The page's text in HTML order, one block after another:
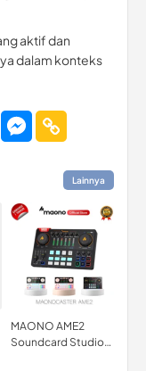
aktif dan
dalam konteks
Lainnya
MAONO AME2
Soundcard Studio